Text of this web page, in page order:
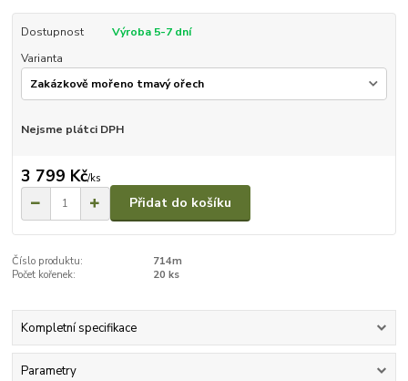
Dostupnost
Výroba 5-7 dní
Varianta
Nejsme plátci DPH
3 799 Kč/ks
Přidat do košíku
Číslo produktu:
714m
Počet kořenek:
20 ks
Kompletní specifikace
Parametry